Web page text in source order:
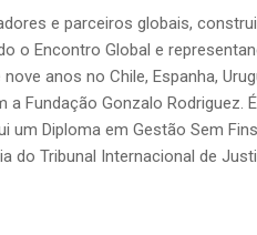
e parceiros globais,
o Encontro Global e
anos no Chile, Espanha,
Fundação Gonzalo Rodriguez.
um Diploma em Gestão Sem
do Tribunal Internacional de